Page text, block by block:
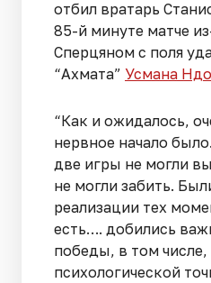
отбил вратарь
85-й минуте матче
Сперцяном с поля
“Ахмата” Усмана
“Как и ожидалось,
нервное начало
две игры не могли
не могли забить.
реализации тех
есть…. добились
победы, в том числе,
психологической